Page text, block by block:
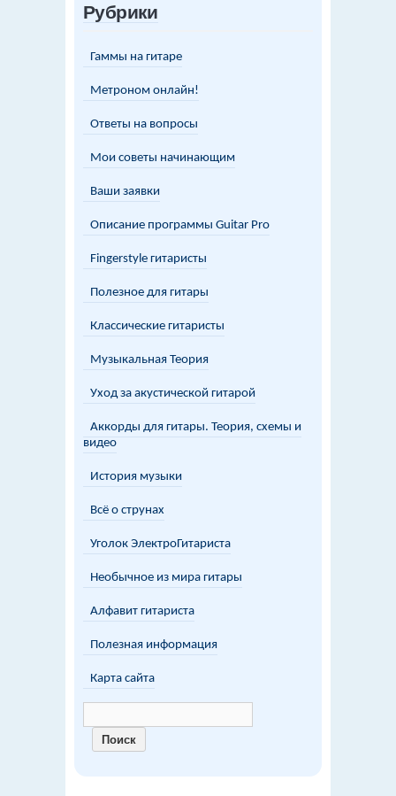
Рубрики
Гаммы на гитаре
Метроном онлайн!
Ответы на вопросы
Мои советы начинающим
Ваши заявки
Описание программы Guitar Pro
Fingerstyle гитаристы
Полезное для гитары
Классические гитаристы
Музыкальная Теория
Уход за акустической гитарой
Аккорды для гитары. Теория, схемы и
видео
История музыки
Всё о струнах
Уголок ЭлектроГитариста
Необычное из мира гитары
Алфавит гитариста
Полезная информация
Карта сайта